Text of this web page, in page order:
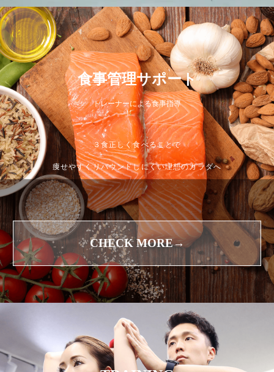
食事管理サポート
トレーナーによる食事指導
３食正しく食べることで
痩せやすくリバウンドしにくい理想のカラダへ
CHECK MORE→